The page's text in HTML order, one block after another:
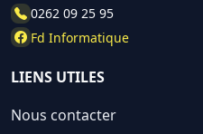
0262 09 25 95
Fd Informatique
LIENS UTILES
Nous contacter